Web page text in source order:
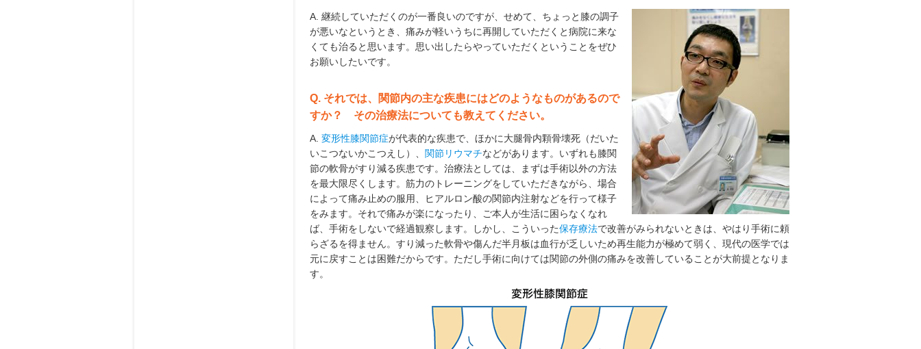
A. 継続していただくのが一番良いのですが、せめて、ちょっと膝の調子
が悪いなというとき、痛みが軽いうちに再開していただくと病院に来な
くても治ると思います。思い出したらやっていただくということをぜひ
お願いしたいです。
Q. それでは、関節内の主な疾患にはどのようなものがあるので
すか？ その治療法についても教えてください。
A. 変形性膝関節症が代表的な疾患で、ほかに大腿骨内顆骨壊死（だいた
いこつないかこつえし）、 関節リウマチなどがあります。いずれも膝関
節の軟骨がすり減る疾患です。治療法としては、まずは手術以外の方法
を最大限尽くします。筋力のトレーニングをしていただきながら、場合
によって痛み止めの服用、ヒアルロン酸の関節内注射などを行って様子
をみます。それで痛みが楽になったり、ご本人が生活に困らなくなれ
ば、手術をしないで経過観察します。しかし、こういった保存療法で改善がみられないときは、やはり手術に頼
らざるを得ません。すり減った軟骨や傷んだ半月板は血行が乏しいため再生能力が極めて弱く、現代の医学では
元に戻すことは困難だからです。ただし手術に向けては関節の外側の痛みを改善していることが大前提となりま
す。